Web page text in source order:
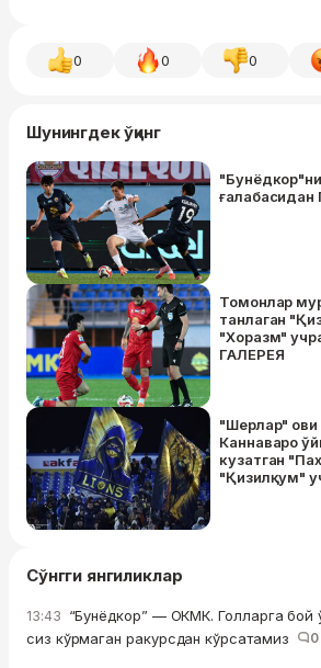
0 0 0
Шунингдек ўқинг
ғалабасидан
Томонлар
танлаган
"Хоразм"
ГАЛЕРЕЯ
"Шерлар" ови
Каннаваро
кузатган
"Қизилқум"
Сўнгги янгиликлар
13:43 “Бунёдкор” — ОКМК. Голларга бой
сиз кўрмаган ракурсдан кўрсатамиз
0